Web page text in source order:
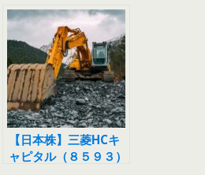
【日本株】三菱HCキ
ャピタル（８５９３）